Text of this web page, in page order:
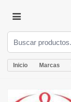
Inicio Marcas